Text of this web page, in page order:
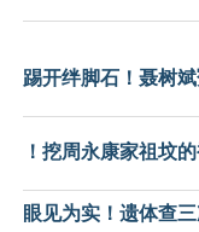
踢开绊脚石！聂树
！挖周永康家祖坟
眼见为实！遗体查